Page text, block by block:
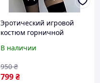
Эротический игровой
костюм горничной
кружевом открытый
игр (R18011)
В наличии
799₴
950 ₴